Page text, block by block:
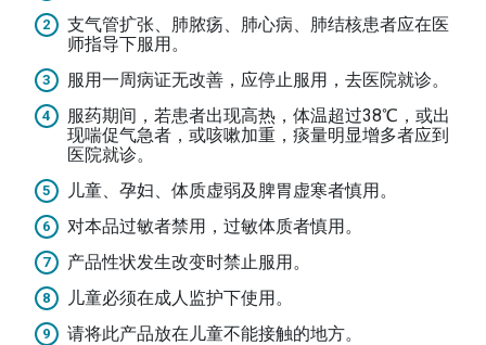
支气管扩张、肺脓疡、肺心病、肺结核患者应在医
师指导下服用。
服用一周病证无改善，应停止服用，去医院就诊。
服药期间，若患者出现高热，体温超过38℃，或出
现喘促气急者，或咳嗽加重，痰量明显增多者应到
医院就诊。
儿童、孕妇、体质虚弱及脾胃虚寒者慎用。
对本品过敏者禁用，过敏体质者慎用。
产品性状发生改变时禁止服用。
儿童必须在成人监护下使用。
请将此产品放在儿童不能接触的地方。